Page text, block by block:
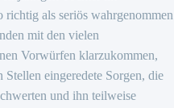
als seriös wahrgenommen
mit den vielen
Vorwürfen klarzukommen,
Stellen eingeredete Sorgen, die
und ihn teilweise